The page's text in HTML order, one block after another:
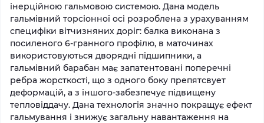
інерційною гальмовою системою. Дана модель
гальмівний торсіонної осі розроблена з урахуванням
специфіки вітчизняних доріг: балка виконана з
посиленого 6-гранного профілю, в маточинах
використовуються дворядні підшипники, а
гальмівний барабан має запатентовані поперечні
ребра жорсткості, що з одного боку препятсвует
деформацій, а з іншого-забезпечує підвищену
тепловіддачу. Дана технологія значно покращує ефект
гальмування і знижує загальну навантаження на